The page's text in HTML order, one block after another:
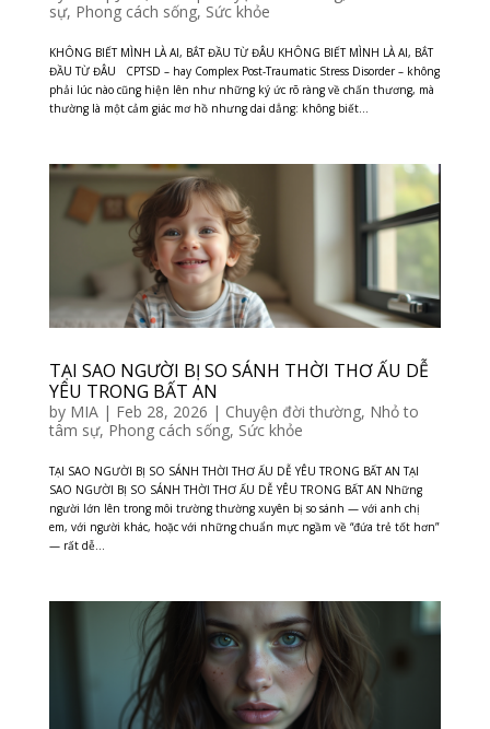
sự, Phong cách sống, Sức khỏe
KHÔNG BIẾT MÌNH LÀ AI, BẮT ĐẦU TỪ ĐÂU KHÔNG BIẾT MÌNH LÀ AI, BẮT
ĐẦU TỪ ĐÂU CPTSD – hay Complex Post-Traumatic Stress Disorder – không
phải lúc nào cũng hiện lên như những ký ức rõ ràng về chấn thương, mà
thường là một cảm giác mơ hồ nhưng dai dẳng: không biết...
TẠI SAO NGƯỜI BỊ SO SÁNH THỜI THƠ ẤU DỄ
YÊU TRONG BẤT AN
by MIA| Feb 28, 2026 | Chuyện đời thường, Nhỏ to
tâm sự, Phong cách sống, Sức khỏe
TẠI SAO NGƯỜI BỊ SO SÁNH THỜI THƠ ẤU DỄ YÊU TRONG BẤT AN TẠI
SAO NGƯỜI BỊ SO SÁNH THỜI THƠ ẤU DỄ YÊU TRONG BẤT AN Những
người lớn lên trong môi trường thường xuyên bị so sánh — với anh chị
em, với người khác, hoặc với những chuẩn mực ngầm về “đứa trẻ tốt hơn”
— rất dễ...